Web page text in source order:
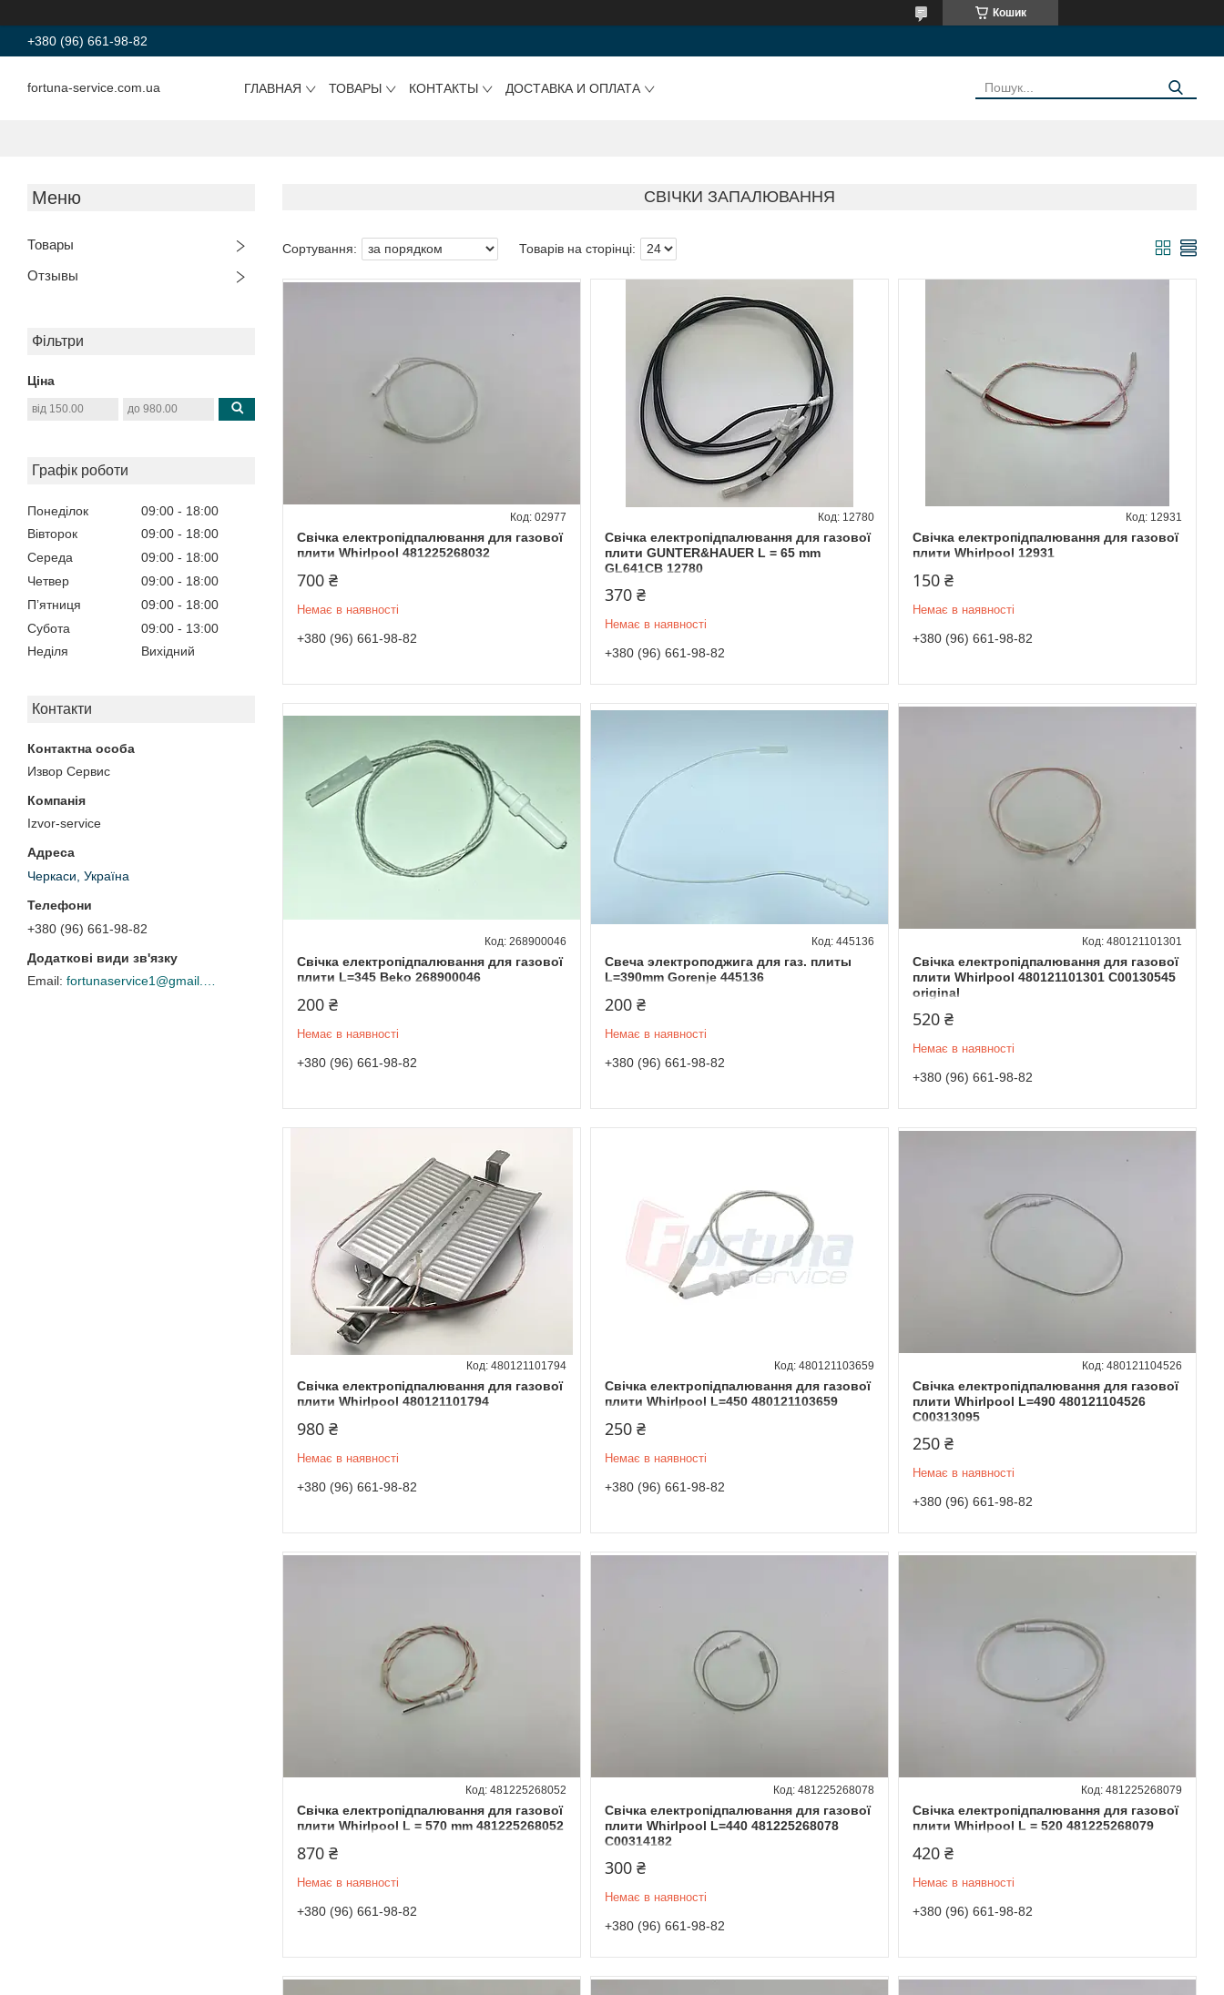
Кошик
+380 (96) 661-98-82
fortuna-service.com.ua ГЛАВНАЯ ТОВАРЫ КОНТАКТЫ ДОСТАВКА И ОПЛАТА
Товары
Отзывы
Фільтри
Ціна
Графік роботи
Понеділок 09:00
18:00
Вівторок
09:00
18:00
Середа
09:00
18:00
Четвер
09:00
18:00
Пʼятниця
09:00
18:00
Субота
09:00
13:00
Неділя
Вихідний
Контакти
Извор Сервис
Izvor-service
Черкаси, Україна
+380 (96) 661-98-82
СВІЧКИ ЗАПАЛЮВАННЯ
Свічка електропідпалювання для газової
плити Whirlpool 481225268032
02977
700 ₴
Немає в наявності
+380 (96) 661-98-82
Свічка електропідпалювання для газової
плити GUNTER&HAUER L = 65 mm
GL641CB 12780
12780
370 ₴
Немає в наявності
+380 (96) 661-98-82
Свічка електропідпалювання для газової
плити Whirlpool 12931
12931
150 ₴
Немає в наявності
+380 (96) 661-98-82
Свічка електропідпалювання для газової
плити L=345 Beko 268900046
268900046
200 ₴
Немає в наявності
+380 (96) 661-98-82
Свеча электроподжига для газ. плиты
L=390mm Gorenje 445136
445136
200 ₴
Немає в наявності
+380 (96) 661-98-82
Свічка електропідпалювання для газової
плити Whirlpool 480121101301 C00130545
original
480121101301
520 ₴
Немає в наявності
+380 (96) 661-98-82
Свічка електропідпалювання для газової
плити Whirlpool 480121101794
480121101794
980 ₴
Немає в наявності
+380 (96) 661-98-82
Свічка електропідпалювання для газової
плити Whirlpool L=450 480121103659
480121103659
250 ₴
Немає в наявності
+380 (96) 661-98-82
Свічка електропідпалювання для газової
плити Whirlpool L=490 480121104526
C00313095
480121104526
250 ₴
Немає в наявності
+380 (96) 661-98-82
Свічка електропідпалювання для газової
плити Whirlpool L = 570 mm 481225268052
481225268052
870 ₴
Немає в наявності
+380 (96) 661-98-82
Свічка електропідпалювання для газової
плити Whirlpool L=440 481225268078
C00314182
481225268078
300 ₴
Немає в наявності
+380 (96) 661-98-82
Свічка електропідпалювання для газової
плити Whirlpool L = 520 481225268079
481225268079
420 ₴
Немає в наявності
+380 (96) 661-98-82